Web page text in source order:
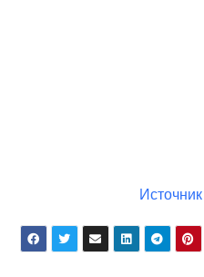
Источник